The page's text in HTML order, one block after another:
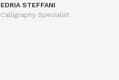
EDRIA STEFFANI
Calligraphy Specialist